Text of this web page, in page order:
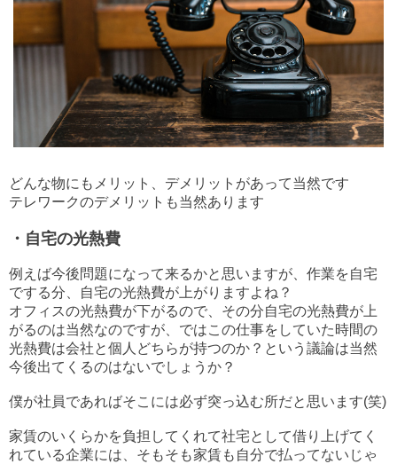
どんな物にもメリット、デメリットがあって当然です
テレワークのデメリットも当然あります
・自宅の光熱費
例えば今後問題になって来るかと思いますが、作業を自宅
でする分、自宅の光熱費が上がりますよね？
オフィスの光熱費が下がるので、その分自宅の光熱費が上
がるのは当然なのですが、ではこの仕事をしていた時間の
光熱費は会社と個人どちらが持つのか？という議論は当然
今後出てくるのはないでしょうか？
僕が社員であればそこには必ず突っ込む所だと思います(笑)
家賃のいくらかを負担してくれて社宅として借り上げてく
れている企業には、そもそも家賃も自分で払ってないじゃ